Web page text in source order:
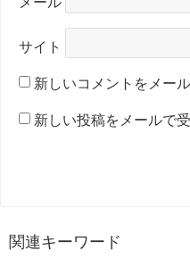
サイト
新しいコメントをメー
新しい投稿をメールで
関連キーワード